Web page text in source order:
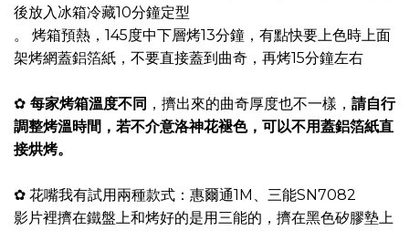
後放入冰箱冷藏10分鐘定型
。 烤箱預熱，145度中下層烤13分鐘，有點快要上色時上面
架烤網蓋鋁箔紙，不要直接蓋到曲奇，再烤15分鐘左右
✿ 每家烤箱溫度不同 ，擠出來的曲奇厚度也不一樣， 請自行
調整烤溫時間，若不介意洛神花褪色，可以不用蓋鋁箔紙直
接烘烤。
✿ 花嘴我有試用兩種款式：惠爾通1M、三能SN7082
影片裡擠在鐵盤上和烤好的是用三能的，擠在黑色矽膠墊上